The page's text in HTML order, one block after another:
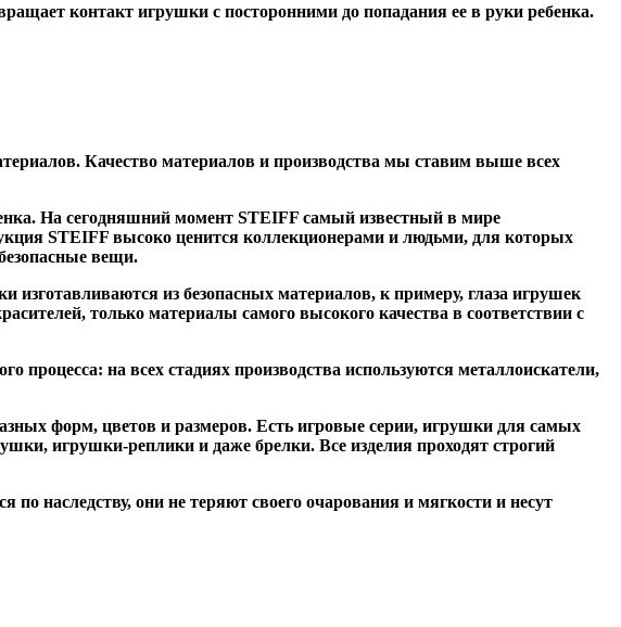
контакт игрушки с посторонними до попадания ее в руки ребенка.
Качество материалов и производства мы ставим выше всех
На сегодняшний момент STEIFF самый известный в мире
STEIFF высоко ценится коллекционерами и людьми, для которых
вещи.
из безопасных материалов, к примеру, глаза игрушек
только материалы самого высокого качества в соответствии с
на всех стадиях производства используются металлоискатели,
форм, цветов и размеров. Есть игровые серии, игрушки для самых
игрушки-реплики и даже брелки. Все изделия проходят строгий
наследству, они не теряют своего очарования и мягкости и несут